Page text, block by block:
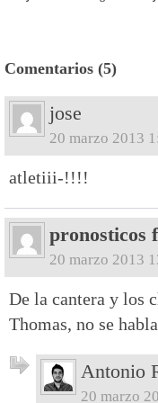
Comentarios (5)
jose
20 marzo 2013
atletiii-!!!!
pronosticos
20 marzo 2013
De la cantera y los
Thomas, no se
Antonio
20 marzo